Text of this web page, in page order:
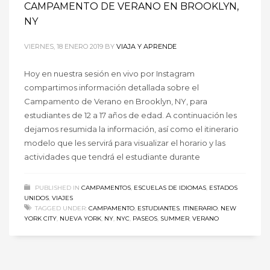
CAMPAMENTO DE VERANO EN BROOKLYN,
NY
VIERNES, 18 ENERO 2019 BY VIAJA Y APRENDE
Hoy en nuestra sesión en vivo por Instagram
compartimos información detallada sobre el
Campamento de Verano en Brooklyn, NY, para
estudiantes de 12 a 17 años de edad. A continuación les
dejamos resumida la información, así como el itinerario
modelo que les servirá para visualizar el horario y las
actividades que tendrá el estudiante durante
PUBLISHED IN CAMPAMENTOS, ESCUELAS DE IDIOMAS, ESTADOS
UNIDOS, VIAJES
TAGGED UNDER: CAMPAMENTO, ESTUDIANTES, ITINERARIO, NEW
YORK CITY, NUEVA YORK, NY, NYC, PASEOS, SUMMER, VERANO